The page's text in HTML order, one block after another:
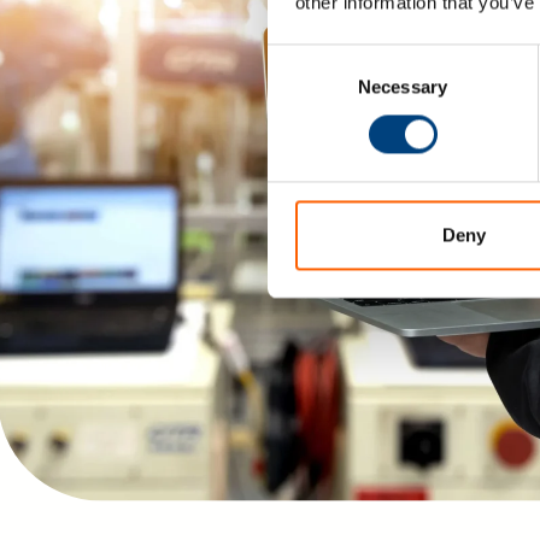
Selection
Necessary
Deny